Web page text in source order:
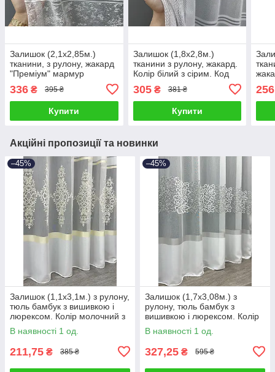
Залишок (2,1х2,85м.)
тканини, з рулону, жакард
"Преміум" мармур
мережка. Колір білий. Код
1785ту 00-0068
336 ₴ 395 ₴
Купити
Залишок (1,8х2,8м.)
тканини з рулону, жакард.
Колір білий з сірим. Код
305₴ 381 ₴
Купити
256
Акційні пропозиції та новинки
–45%
Залишок (1,1х3,1м.) з рулону,
тюль бамбук з вишивкою і
люрексом. Колір молочний з
золотистим. Код 1707ту 00-
920
В наявності 1 од.
211,75 ₴ 385 ₴
–45%
Залишок (1,7х3,08м.) з
рулону, тюль бамбук з
вишивкою і люрексом. Колір
білий з сірим. Код 1711ту 00-
958
В наявності 1 од.
327,25 ₴ 595 ₴